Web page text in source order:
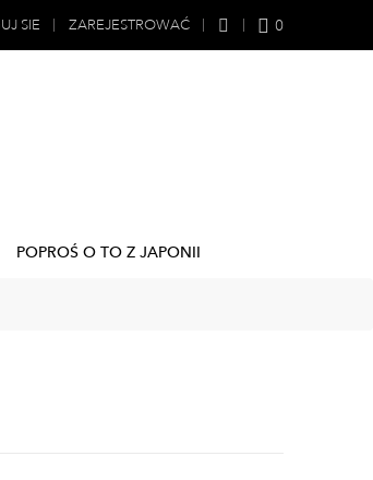
SIE ZAREJESTROWAĆ 0
POPROŚ O TO Z JAPONII